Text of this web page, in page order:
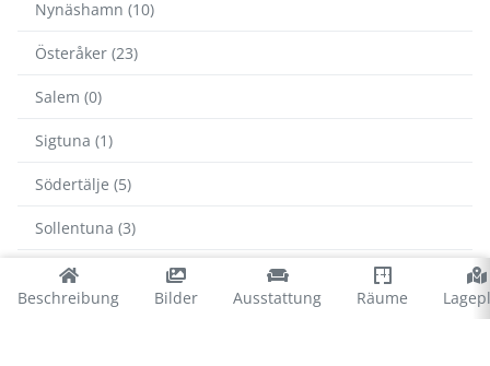
Beschreibung Bilder Ausstattung Räume
Nynäshamn (10)
Österåker (23)
Salem (0)
Sigtuna (1)
Södertälje (5)
Sollentuna (3)
Stockholm (6)